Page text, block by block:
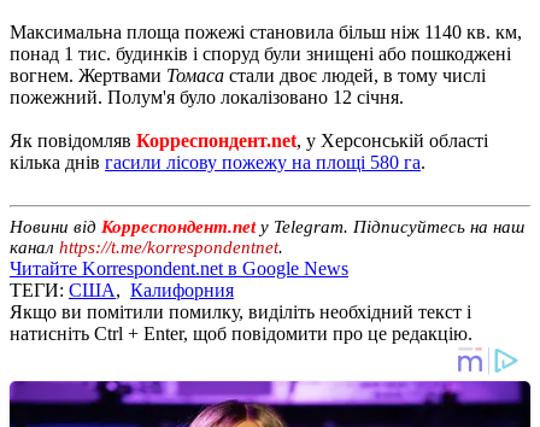
Максимальна площа пожежі становила більш ніж 1140 кв. км,
понад 1 тис. будинків і споруд були знищені або пошкоджені
вогнем. Жертвами Томаса стали двоє людей, в тому числі
пожежний. Полум'я було локалізовано 12 січня.
Як повідомляв Корреспондент.net, у Херсонській області
кілька днів гасили лісову пожежу на площі 580 га.
Новини від Корреспондент.netу Telegram. Підписуйтесь на наш
канал https://t.me/korrespondentnet.
Читайте Korrespondent.net в Google News
ТЕГИ: США, Калифорния
Якщо ви помітили помилку, виділіть необхідний текст і
натисніть Ctrl + Enter, щоб повідомити про це редакцію.